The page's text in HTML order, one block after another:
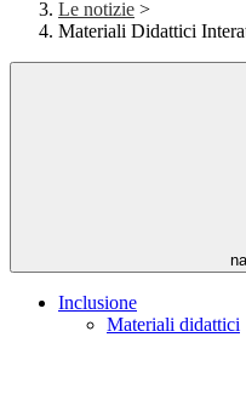
Le notizie >
Materiali Didattici
Inclusione
Materiali didattici